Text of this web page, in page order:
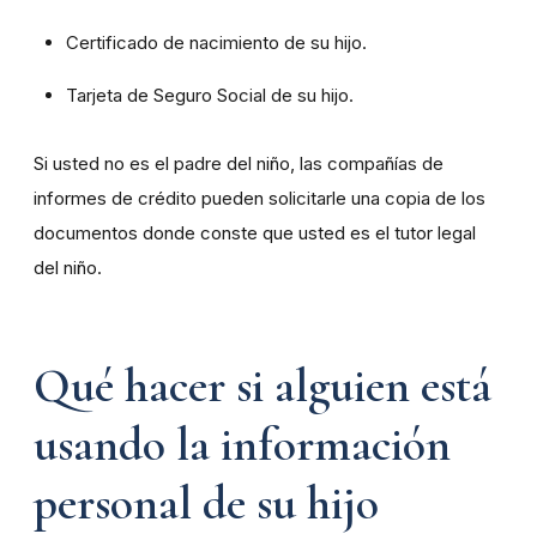
Certificado de nacimiento de su hijo.
Tarjeta de Seguro Social de su hijo.
Si usted no es el padre del niño, las compañías de
informes de crédito pueden solicitarle una copia de los
documentos donde conste que usted es el tutor legal
del niño.
Qué hacer si alguien está
usando la información
personal de su hijo